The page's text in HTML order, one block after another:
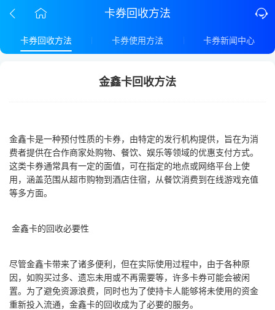
卡券回收方法
卡券回收方法 卡券使用方法 卡券新闻中心
金鑫卡回收方法
金鑫卡是一种预付性质的卡券，由特定的发行机构提供，旨在为消
费者提供在合作商家处购物、餐饮、娱乐等领域的优惠支付方式。
这类卡券通常具有一定的面值，可在指定的地点或网络平台上使
用，涵盖范围从超市购物到酒店住宿，从餐饮消费到在线游戏充值
等多方面。
金鑫卡的回收必要性
尽管金鑫卡带来了诸多便利，但在实际使用过程中，由于各种原
因，如购买过多、遗忘未用或不再需要等，许多卡券可能会被闲
置。为了避免资源浪费，同时也为了使持卡人能够将未使用的资金
重新投入流通，金鑫卡的回收成为了必要的服务。